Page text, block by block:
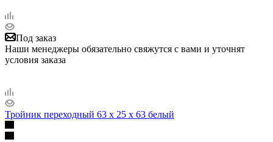
Под заказ
Наши менеджеры обязательно свяжутся с вами и уточнят
условия заказа
Тройник переходный 63 х 25 х 63 белый